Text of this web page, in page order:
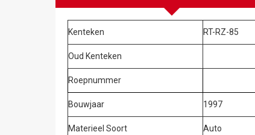
Kenteken RT-RZ-85
Oud Kenteken
Roepnummer
Bouwjaar 1997
Materieel Soort Auto